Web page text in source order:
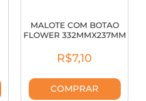
MALOTE COM BOTAO
FLOWER 332MMX237MM
R$7,10
COMPRAR